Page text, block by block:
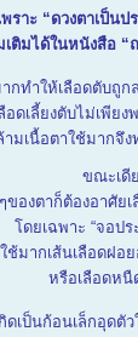
พราะ “ดวงตาเป็นป
เติมได้ในหนังสือ
กทำให้เลือดตับถูก
ลือดเลี้ยงตับไม่เพีย
ามเนื้อตาใช้มากจึง
ขณะเดีย
ของตาก็ต้องอาศัยเ
โดยเฉพาะ “จอปร
ช้มากเส้นเลือดฝอ
หรือเลือดหนื
กิดเป็นก้อนเล็กอุดตั